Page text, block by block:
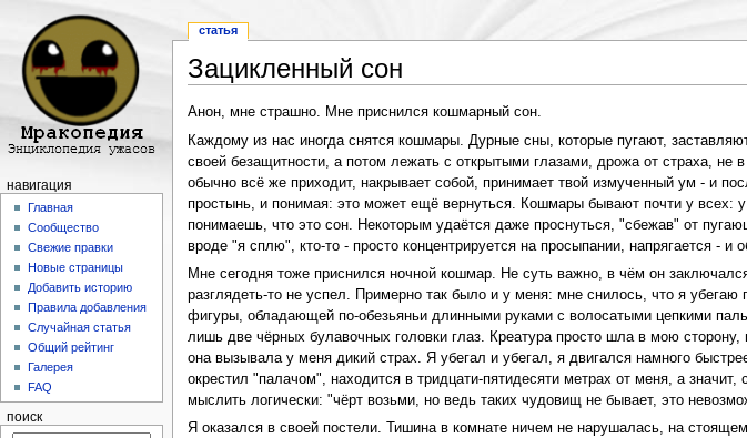
Зацикленный сон
Анон, мне страшно. Мне приснился кошмарный сон.
Каждому из нас иногда снятся кошмары. Дурные сны, которые пугают,
своей безащитности, а потом лежать с открытыми глазами, дрожа от страха,
обычно всё же приходит, накрывает собой, принимает твой измученный ум - и
простынь, и понимая: это может ещё вернуться. Кошмары бывают почти у всех:
понимаешь, что это сон. Некоторым удаётся даже проснуться, "сбежав" от
вроде "я сплю", кто-то - просто концентрируется на просыпании, напрягается - и
Мне сегодня тоже приснился ночной кошмар. Не суть важно, в чём он
разглядеть-то не успел. Примерно так было и у меня: мне снилось, что я
фигуры, обладающей по-обезьяньи длинными руками с волосатыми цепкими
лишь две чёрных булавочных головки глаз. Креатура просто шла в мою
она вызывала у меня дикий страх. Я убегал и убегал, я двигался намного
окрестил "палачом", находится в тридцати-пятидесяти метрах от меня, а
мыслить логически: "чёрт возьми, но ведь таких чудовищ не бывает, это
Я оказался в своей постели. Тишина в комнате ничем не нарушалась, на
статья
навигация
Главная
Сообщество
Свежие правки
Новые страницы
Добавить историю
Правила добавления
Случайная статья
Общий рейтинг
Галерея
FAQ
поиск